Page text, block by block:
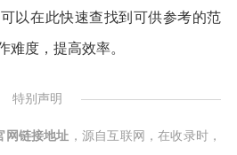
以在此快速查找到可供参考的范
难度，提高效率。
特别声明
网链接地址 ，源自互联网，在收录时，